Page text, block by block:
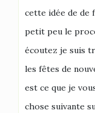
cette idée de de
petit peu le
écoutez je suis
les fêtes de
est ce que je
chose suivante